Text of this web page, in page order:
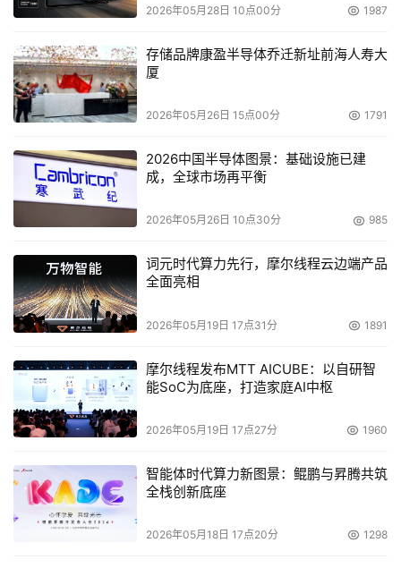
有效和提高市场，无疑简安琦是一个最好人选。”而赖一龙
为家庭原因。
该发言人也强调，“英特尔中国的目标依然在那，需要我
响，也不会影响我们既定的目标。”
本文来源于DOIT传媒，文章内容仅供参考，不构成投资建议。
2026年05月28日 10点00分 1987
存储品牌康盈半导体乔迁新址前海人寿大
厦
2026年05月26日 15点00分 1791
2026中国半导体图景：基础设施已建
成，全球市场再平衡
2026年05月26日 10点30分 985
词元时代算力先行，摩尔线程云边端产品
全面亮相
2026年05月19日 17点31分 1891
摩尔线程发布MTT AICUBE：以自研智
能SoC为底座，打造家庭AI中枢
2026年05月19日 17点27分 1960
智能体时代算力新图景：鲲鹏与昇腾共筑
全栈创新底座
2026年05月18日 17点20分 1298